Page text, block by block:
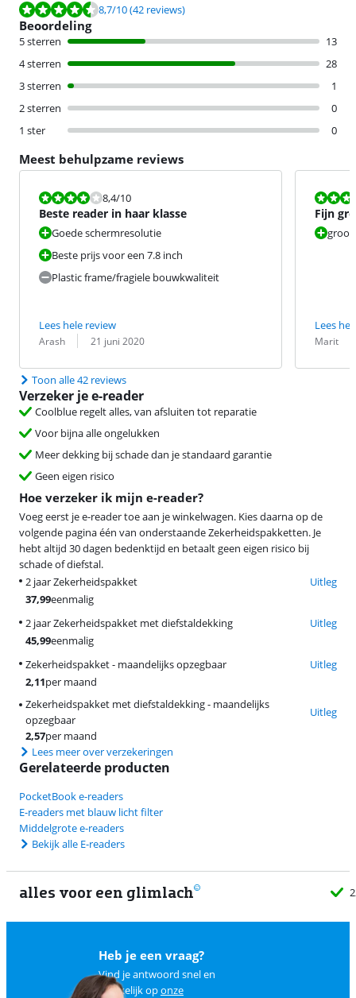
Beoordeling is 8,7 van de 10, gebaseerd op 42 reviews.
8,7/10(42 reviews)
Beoordeling
5 sterren
13
4 sterren
28
3 sterren
1
2 sterren
0
1 ster
0
Meest behulpzame reviews
Beoordeling is 8,4 van de 10.
8,4/10
Beste reader in haar klasse
Goede schermresolutie
Beste prijs voor een 7.8 inch
Plastic frame/fragiele bouwkwaliteit
Lees hele review
Beoordeling door:
Arash
Datum: 21 juni 2020
Fijn
groot
Lees
Marit
Datum:
Toon alle 42 reviews
Verzeker je e-reader
Coolblue regelt alles, van afsluiten tot reparatie
Voor bijna alle ongelukken
Meer dekking bij schade dan je standaard garantie
Geen eigen risico
Hoe verzeker ik mijn e-reader?
Voeg eerst je e-reader toe aan je winkelwagen. Kies daarna op de
volgende pagina één van onderstaande Zekerheidspakketten. Je
hebt altijd 30 dagen bedenktijd en betaalt geen eigen risico bij
schade of diefstal.
2 jaar Zekerheidspakket
Uitleg
37,99eenmalig
2 jaar Zekerheidspakket met diefstaldekking
Uitleg
45,99eenmalig
Zekerheidspakket - maandelijks opzegbaar
Uitleg
2,11per maand
Zekerheidspakket met diefstaldekking - maandelijks
opzegbaar
Uitleg
2,57per maand
Lees meer over verzekeringen
Gerelateerde producten
PocketBook e-readers
E-readers met blauw licht filter
Middelgrote e-readers
Bekijk alle E-readers
alles voor een glimlach
Heb je een vraag?
Vind je antwoord snel en
makkelijk oponze